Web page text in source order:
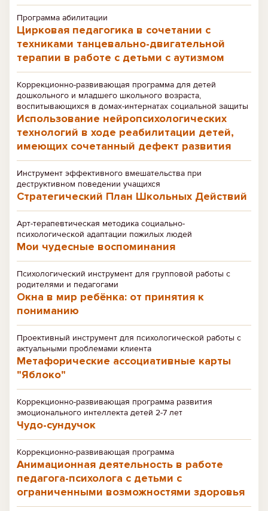
Программа абилитации
Цирковая педагогика в сочетании с
техниками танцевально-двигательной
терапии в работе с детьми с аутизмом
Коррекционно-развивающая программа для детей
дошкольного и младшего школьного возраста,
воспитывающихся в домах-интернатах социальной защиты
Использование нейропсихологических
технологий в ходе реабилитации детей,
имеющих сочетанный дефект развития
Инструмент эффективного вмешательства при
деструктивном поведении учащихся
Стратегический План Школьных Действий
Арт-терапевтическая методика социально-
психологической адаптации пожилых людей
Мои чудесные воспоминания
Психологический инструмент для групповой работы с
родителями и педагогами
Окна в мир ребёнка: от принятия к
пониманию
Проективный инструмент для психологической работы с
актуальными проблемами клиента
Метафорические ассоциативные карты
"Яблоко"
Коррекционно-развивающая программа развития
эмоционального интеллекта детей 2-7 лет
Чудо-сундучок
Коррекционно-развивающая программа
Анимационная деятельность в работе
педагога-психолога с детьми с
ограниченными возможностями здоровья